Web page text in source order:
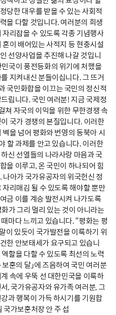
당한 대우를 받을 수 있는 사회적
을 다할 것입니다. 여러분의 희생
리잡을 수 있도록 각종 기념행사
이 배어있는 사적지 등 현충시설
선양사업을 추진해 나갈 것입니
국이 풍전등화의 위기에 처했을
지켜내신 분들이십니다. 그 뜨거
국민화합을 이끄는 국민의 정신적
립니다. 국민 여러분! 지금 국제정
쳐 자국의 이익을 위한 무한경쟁 속
국가 경쟁의 본질입니다. 이러한
을 넘어 평화와 번영의 동북아 시
할 과제를 안고 있습니다. 이러한
신 선열들의 나라사랑 마음과 국
을 이루고, 온 국민이 하나되어 힘
아가 국가유공자의 위국헌신 정
리매김 될 수 있도록 해야할 뿐만
금 이를 계승 발전시켜 나가도록
가 그리 멀리 있는 것이 아니라는
마다 느끼고 있습니다. “평화는 평
이 있듯이 국가발전을 이룩하기 위
한 안보태세가 요구되고 있습니
할을 다할 수 있도록 최선의 노력
훈의 달」에 즈음하여 국민 여러분
속에 우뚝 선 대한민국을 이룩하
, 국가유공자와 유가족 여러분, 그
과 행복이 가득 하시기를 기원합
가보훈처장 안 주 섭